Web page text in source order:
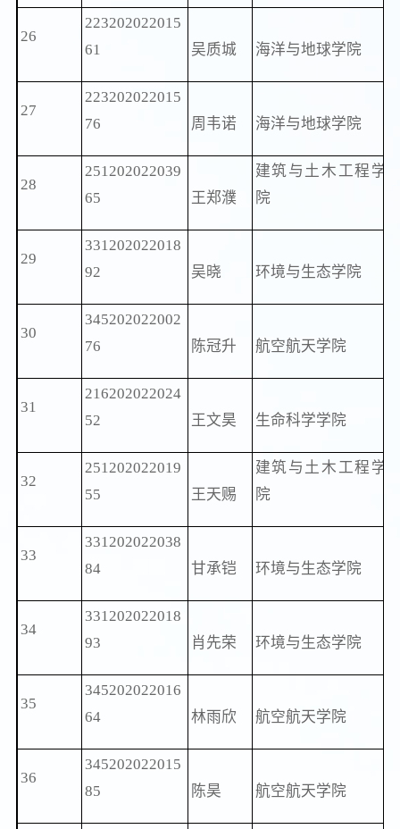
26
223202022015
61
吴质城 海洋与地球学院
27
223202022015
76
周韦诺 海洋与地球学院
28
251202022039
65
王郑濮
建筑与土木工程学
院
29
331202022018
92
吴晓 环境与生态学院
30
345202022002
76
陈冠升 航空航天学院
31
216202022024
52
王文昊 生命科学学院
32
251202022019
55
王天赐
建筑与土木工程学
院
33
331202022038
84
甘承铠 环境与生态学院
34
331202022018
93
肖先荣 环境与生态学院
35
345202022016
64
林雨欣 航空航天学院
36
345202022015
85
陈昊 航空航天学院